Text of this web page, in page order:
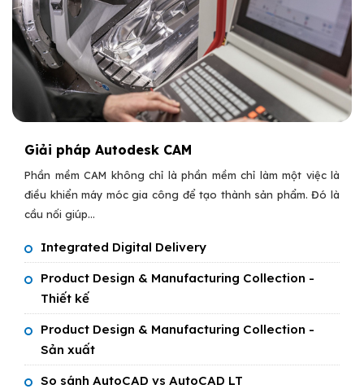
Giải pháp Autodesk CAM
Phần mềm CAM không chỉ là phần mềm chỉ làm một việc là
điều khiển máy móc gia công để tạo thành sản phẩm. Đó là
cầu nối giúp...
Integrated Digital Delivery
Product Design & Manufacturing Collection -
Thiết kế
Product Design & Manufacturing Collection -
Sản xuất
So sánh AutoCAD vs AutoCAD LT